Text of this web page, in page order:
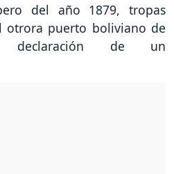
del año 1879, tropas
otrora puerto boliviano de
declaración de un